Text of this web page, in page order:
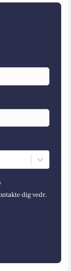
dig vedr.